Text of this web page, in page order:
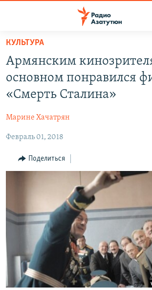
Перейти
основному
содержанию
Перейти
основной
навигации
Перейти
поиску
НОВОСТИ
ПОЛИТИКА
ЭКОНОМИКА
РЕГИОН
НАГОРНЫЙ КАРАБАХ
АРХИВ
Հայերեն
English
Русский
КУЛЬТУРА
Армянским
основном понравился
«Смерть Сталина»
Марине Хачатрян
Февраль 01, 2018
Поделиться